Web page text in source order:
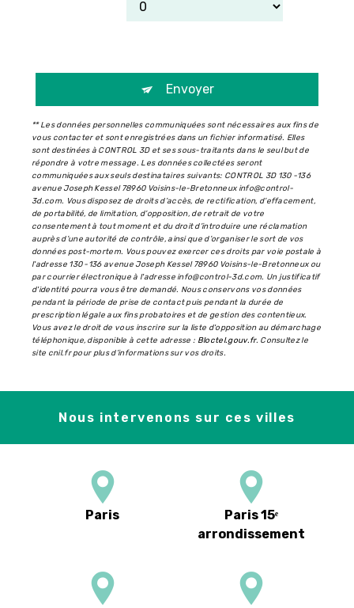
Envoyer
** Les données personnelles communiquées sont nécessaires aux fins de
vous contacter et sont enregistrées dans un fichier informatisé. Elles
sont destinées à CONTROL 3D et ses sous-traitants dans le seul but de
répondre à votre message. Les données collectées seront
communiquées aux seuls destinataires suivants: CONTROL 3D 130 -136
avenue Joseph Kessel 78960 Voisins-le-Bretonneux info@control-
3d.com. Vous disposez de droits d’accès, de rectification, d’effacement,
de portabilité, de limitation, d’opposition, de retrait de votre
consentement à tout moment et du droit d’introduire une réclamation
auprès d’une autorité de contrôle, ainsi que d’organiser le sort de vos
données post-mortem. Vous pouvez exercer ces droits par voie postale à
l'adresse 130 -136 avenue Joseph Kessel 78960 Voisins-le-Bretonneux ou
par courrier électronique à l'adresse info@control-3d.com. Un justificatif
d'identité pourra vous être demandé. Nous conservons vos données
pendant la période de prise de contact puis pendant la durée de
prescription légale aux fins probatoires et de gestion des contentieux.
Vous avez le droit de vous inscrire sur la liste d'opposition au démarchage
téléphonique, disponible à cette adresse : Bloctel.gouv.fr. Consultez le
site cnil.fr pour plus d’informations sur vos droits.
Nous intervenons sur ces villes
Paris
Paris 15ᵉ
arrondissement